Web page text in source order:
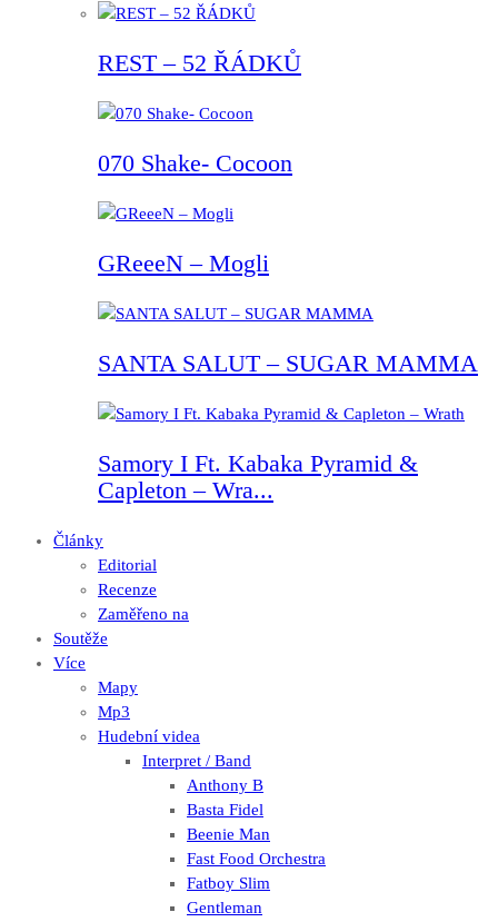
REST – 52 ŘÁDKŮ
070 Shake- Cocoon
GReeeN – Mogli
SANTA SALUT – SUGAR MAMMA
Samory I Ft. Kabaka Pyramid &
Capleton – Wra...
Články
Editorial
Recenze
Zaměřeno na
Soutěže
Více
Mapy
Mp3
Hudební videa
Interpret / Band
Anthony B
Basta Fidel
Beenie Man
Fast Food Orchestra
Fatboy Slim
Gentleman